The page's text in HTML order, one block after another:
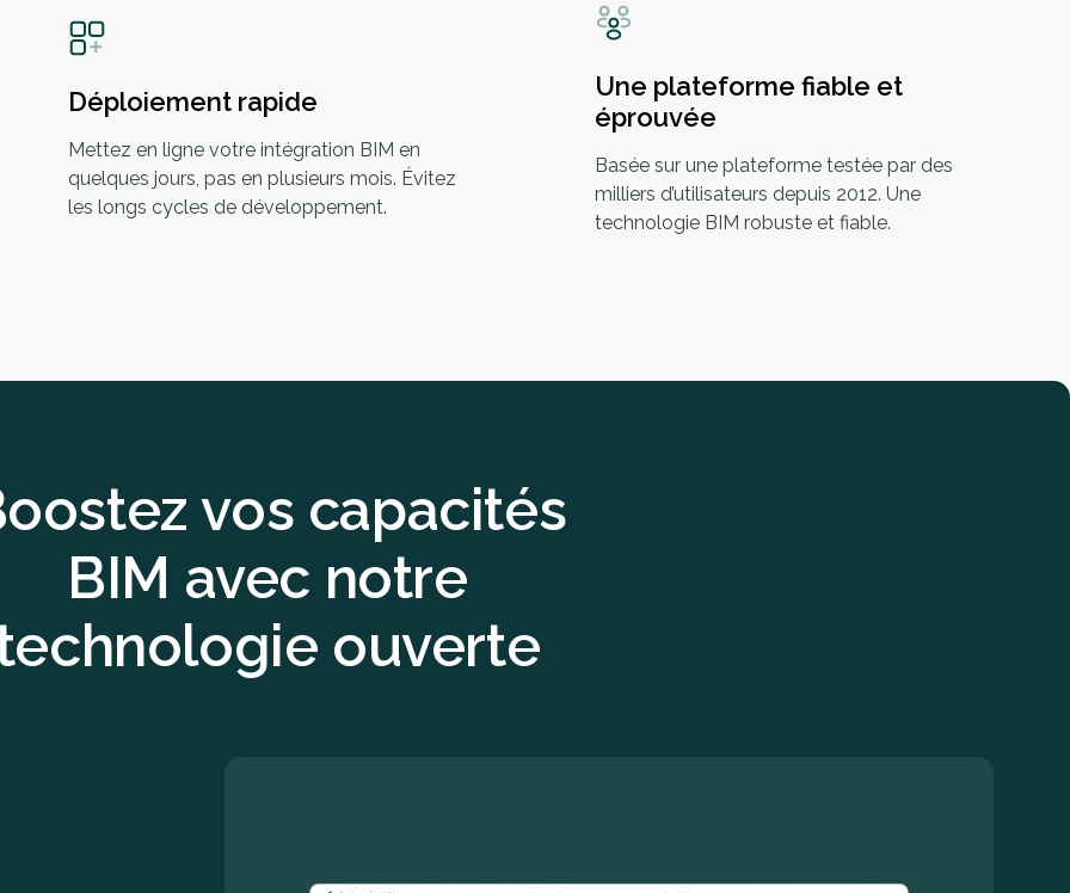
Déploiement rapide
Mettez en ligne votre intégration BIM en
quelques jours, pas en plusieurs mois. Évitez
les longs cycles de développement.
Une plateforme fiable et
éprouvée
Basée sur une plateforme testée par des
milliers d’utilisateurs depuis 2012. Une
technologie BIM robuste et fiable.
vos capacités
BIM avec notre
ouverte